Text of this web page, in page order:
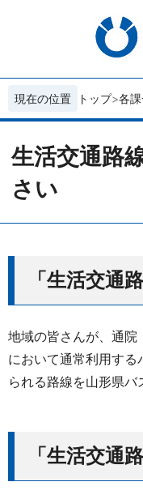
現在の位置 トップ 各
生活交通路
さい
「生活交通
地域の皆さんが、通院
において通常利用す
られる路線を山形県バ
「生活交通